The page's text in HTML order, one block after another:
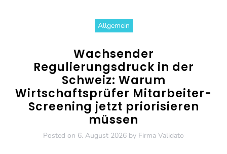
Allgemein
Wachsender
Regulierungsdruck in der
Schweiz: Warum
Wirtschaftsprüfer Mitarbeiter-
Screening jetzt priorisieren
müssen
Posted on 6. August 2026 by Firma Validato